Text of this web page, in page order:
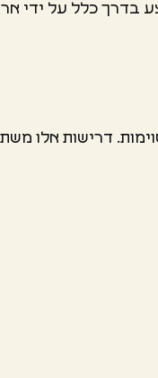
כלל על ידי
דרישות אלו